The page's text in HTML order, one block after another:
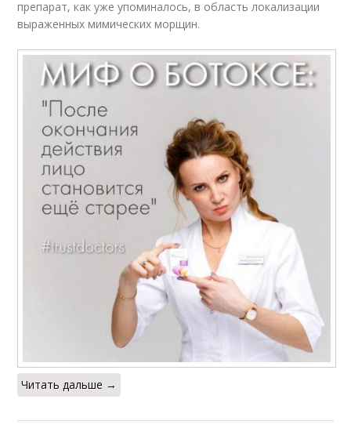
препарат, как уже упоминалось, в область локализации
выраженных мимических морщин.
Читать дальше →